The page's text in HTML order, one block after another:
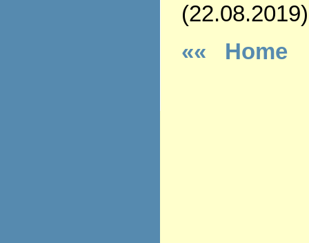
(22.08.2019)
«« Home